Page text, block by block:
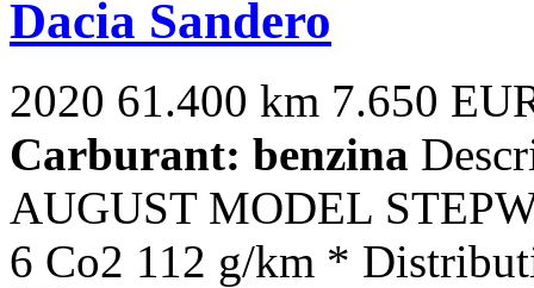
Dacia Sandero
2020 61.400 km 7.650
Carburant: benzina
AUGUST MODEL
6 Co2 112 g/km *